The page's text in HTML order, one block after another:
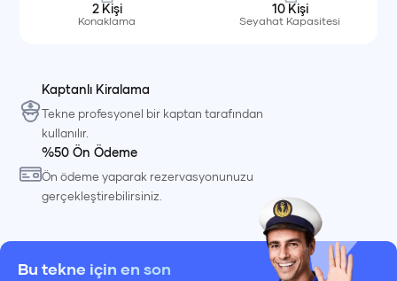
2 Kişi
Konaklama
10 Kişi
Seyahat Kapasitesi
Kaptanlı Kiralama
Tekne profesyonel bir kaptan tarafından
kullanılır.
%50 Ön Ödeme
Ön ödeme yaparak rezervasyonunuzu
gerçekleştirebilirsiniz.
Bu tekne için en son